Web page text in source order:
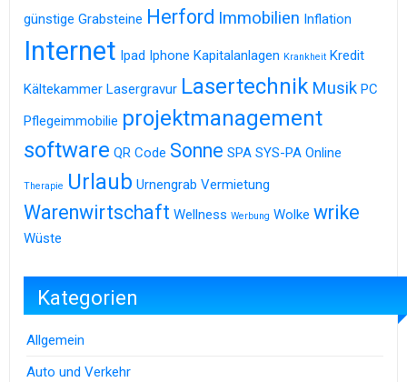
günstige Grabsteine Herford Immobilien Inflation
Internet Ipad Iphone Kapitalanlagen Krankheit Kredit
Kältekammer Lasergravur Lasertechnik Musik PC
Pflegeimmobilie projektmanagement
software QR Code Sonne SPA SYS-PA Online
Therapie Urlaub Urnengrab Vermietung
Warenwirtschaft Wellness Werbung Wolke wrike
Wüste
Kategorien
Allgemein
Auto und Verkehr